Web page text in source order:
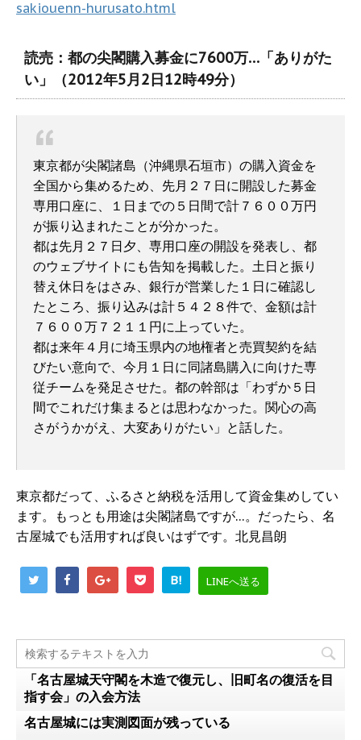
sakiouenn-hurusato.html
読売：都の尖閣購入募金に7600万…「ありがた
い」（2012年5月2日12時49分）
東京都が尖閣諸島（沖縄県石垣市）の購入資金を
全国から集めるため、先月２７日に開設した募金
専用口座に、１日までの５日間で計７６００万円
が振り込まれたことが分かった。
都は先月２７日夕、専用口座の開設を発表し、都
のウェブサイトにも告知を掲載した。土日と振り
替え休日をはさみ、銀行が営業した１日に確認し
たところ、振り込みは計５４２８件で、金額は計
７６００万７２１１円に上っていた。
都は来年４月に埼玉県内の地権者と売買契約を結
びたい意向で、今月１日に同諸島購入に向けた専
従チームを発足させた。都の幹部は「わずか５日
間でこれだけ集まるとは思わなかった。関心の高
さがうかがえ、大変ありがたい」と話した。
東京都だって、ふるさと納税を活用して資金集めしてい
ます。もっとも用途は尖閣諸島ですが…。だったら、名
古屋城でも活用すれば良いはずです。北見昌朗
B! LINEへ送る
「名古屋城天守閣を木造で復元し、旧町名の復活を目
指す会」の入会方法
名古屋城には実測図面が残っている